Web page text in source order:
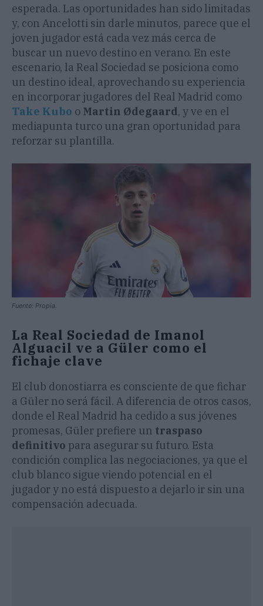
esperada. Las oportunidades han sido limitadas
y, con Ancelotti sin darle minutos, parece que el
joven jugador está cada vez más cerca de
buscar un nuevo destino en verano. En este
escenario, la Real Sociedad se posiciona como
un destino ideal, aprovechando su experiencia
en incorporar jugadores del Real Madrid como
Take Kubo o Martin Ødegaard, y ve en el
mediapunta turco una gran oportunidad para
reforzar su plantilla.
Fuente: Propia.
La Real Sociedad de Imanol
Alguacil ve a Güler como el
fichaje clave
El club donostiarra es consciente de que fichar
a Güler no será fácil. A diferencia de otros casos,
donde el Real Madrid ha cedido a sus jóvenes
promesas, Güler prefiere un traspaso
definitivo para asegurar su futuro. Esta
condición complica las negociaciones, ya que el
club blanco sigue viendo potencial en el
jugador y no está dispuesto a dejarlo ir sin una
compensación adecuada.